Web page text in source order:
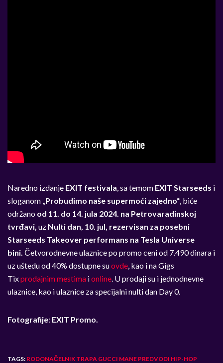
Naredno izdanje EXIT festivala, sa temom EXIT Starseeds i
sloganom „Probudimo naše supermoći zajedno“, biće
održano od 11. do 14. jula 2024. na Petrovaradinskoj
tvrđavi, uz Nulti dan, 10. jul, rezervisan za posebni
Starseeds Takeover performans na Tesla Universe
bini. Četvorodnevne ulaznice po promo ceni od 7.490 dinara i
uz uštedu od 40% dostupne suovde, kao i na Gigs
Tixprodajnim mestima ionline. U prodaji su i jednodnevne
ulaznice, kao i ulaznice za specijalni nulti dan Day 0.
Fotografije: EXIT Promo.
TAGS: RODONAČELNIK TRAPA GUCCI MANE PREDVODI HIP-HOP